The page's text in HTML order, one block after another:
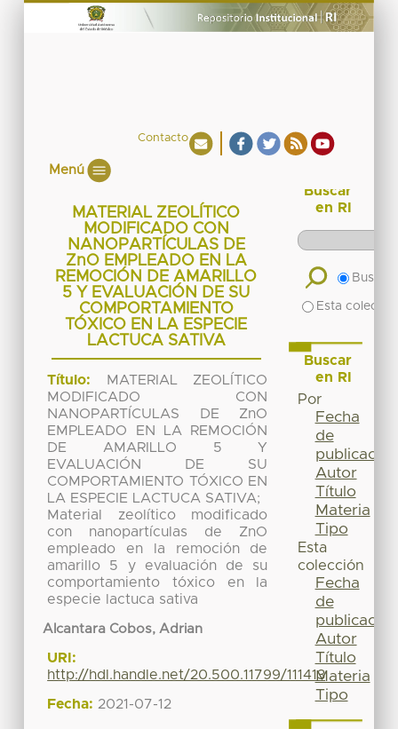
Contacto
Menú
MATERIAL ZEOLÍTICO
MODIFICADO CON
NANOPARTÍCULAS DE
ZnO EMPLEADO EN LA
REMOCIÓN DE AMARILLO
5 Y EVALUACIÓN DE SU
COMPORTAMIENTO
TÓXICO EN LA ESPECIE
LACTUCA SATIVA
Título:
MATERIAL ZEOLÍTICO
MODIFICADO CON
NANOPARTÍCULAS DE ZnO
EMPLEADO EN LA REMOCIÓN
DE AMARILLO 5 Y
EVALUACIÓN DE SU
COMPORTAMIENTO TÓXICO EN
LA ESPECIE LACTUCA SATIVA;
Material zeolítico modificado
con nanopartículas de ZnO
empleado en la remoción de
amarillo 5 y evaluación de su
comportamiento tóxico en la
especie lactuca sativa
Alcantara Cobos, Adrian
URI:
http://hdl.handle.net/20.500.11799/111413
Fecha: 2021-07-12
Buscar
en RI
Buscar
Esta
Buscar
en RI
Por
Fecha
de
publicación
Autor
Título
Materia
Tipo
Esta
colección
Fecha
de
publicación
Autor
Título
Materia
Tipo